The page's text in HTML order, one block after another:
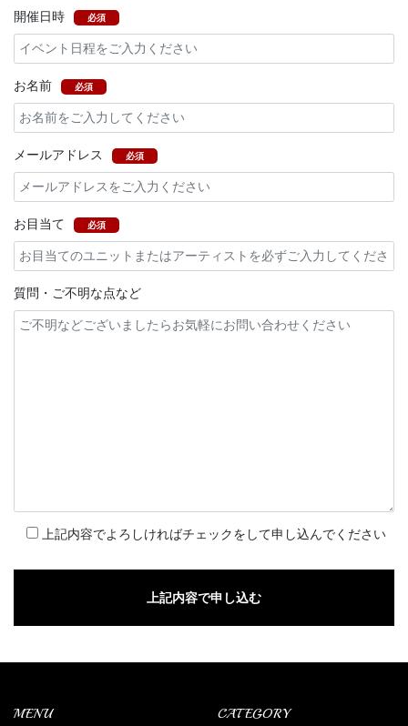
開催日時 必須
お名前 必須
メールアドレス 必須
お目当て 必須
質問・ご不明な点など
上記内容でよろしければチェックをして申し込んでください
MENU CATEGORY